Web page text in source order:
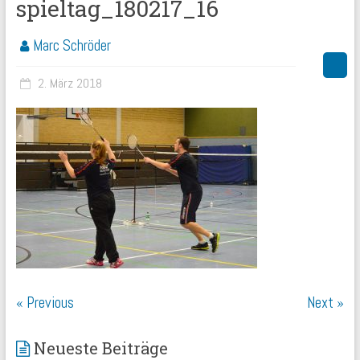
spieltag_180217_16
Marc Schröder
2. März 2018
« Previous Next »
Neueste Beiträge